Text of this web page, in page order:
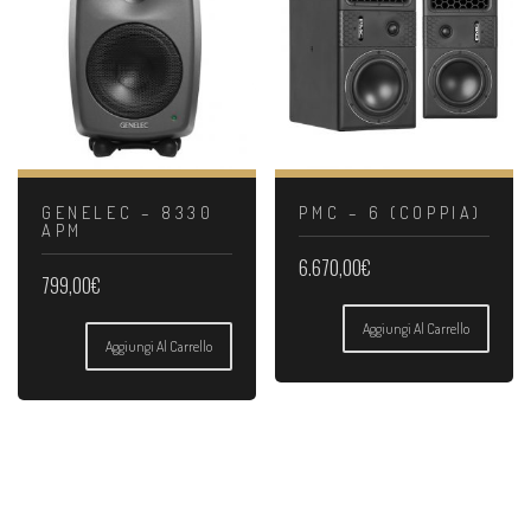
GENELEC – 8330
APM
799,00€
Aggiungi Al Carrello
PMC – 6 (COPPIA)
6.670,00€
Aggiungi Al Carrello